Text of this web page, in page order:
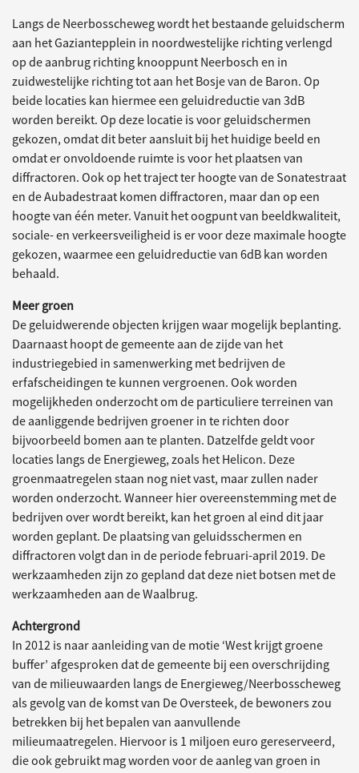
Langs de Neerbosscheweg wordt het bestaande geluidscherm
aan het Gaziantepplein in noordwestelijke richting verlengd
op de aanbrug richting knooppunt Neerbosch en in
zuidwestelijke richting tot aan het Bosje van de Baron. Op
beide locaties kan hiermee een geluidreductie van 3dB
worden bereikt. Op deze locatie is voor geluidschermen
gekozen, omdat dit beter aansluit bij het huidige beeld en
omdat er onvoldoende ruimte is voor het plaatsen van
diffractoren. Ook op het traject ter hoogte van de Sonatestraat
en de Aubadestraat komen diffractoren, maar dan op een
hoogte van één meter. Vanuit het oogpunt van beeldkwaliteit,
sociale- en verkeersveiligheid is er voor deze maximale hoogte
gekozen, waarmee een geluidreductie van 6dB kan worden
behaald.
Meer groen
De geluidwerende objecten krijgen waar mogelijk beplanting.
Daarnaast hoopt de gemeente aan de zijde van het
industriegebied in samenwerking met bedrijven de
erfafscheidingen te kunnen vergroenen. Ook worden
mogelijkheden onderzocht om de particuliere terreinen van
de aanliggende bedrijven groener in te richten door
bijvoorbeeld bomen aan te planten. Datzelfde geldt voor
locaties langs de Energieweg, zoals het Helicon. Deze
groenmaatregelen staan nog niet vast, maar zullen nader
worden onderzocht. Wanneer hier overeenstemming met de
bedrijven over wordt bereikt, kan het groen al eind dit jaar
worden geplant. De plaatsing van geluidsschermen en
diffractoren volgt dan in de periode februari-april 2019. De
werkzaamheden zijn zo gepland dat deze niet botsen met de
werkzaamheden aan de Waalbrug.
Achtergrond
In 2012 is naar aanleiding van de motie ‘West krijgt groene
buffer’ afgesproken dat de gemeente bij een overschrijding
van de milieuwaarden langs de Energieweg/Neerbosscheweg
als gevolg van de komst van De Oversteek, de bewoners zou
betrekken bij het bepalen van aanvullende
milieumaatregelen. Hiervoor is 1 miljoen euro gereserveerd,
die ook gebruikt mag worden voor de aanleg van groen in